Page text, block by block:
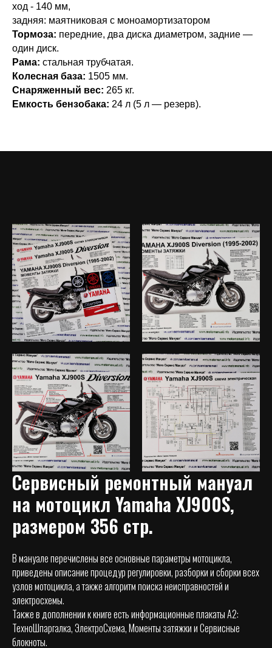
ход - 140 мм,
задняя: маятниковая с моноамортизатором
Тормоза: передние, два диска диаметром, задние —
один диск.
Рама: стальная трубчатая.
Колесная база: 1505 мм.
Снаряженный вес: 265 кг.
Емкость бензобака: 24 л (5 л — резерв).
Сервисный ремонтный мануал
на мотоцикл Yamaha XJ900S,
размером 356 стр.
В мануале перечислены все основные параметры мотоцикла,
приведены описание процедур регулировки, разборки и сборки всех
узлов мотоцикла, а также алгоритм поиска неисправностей и
электросхемы.
Также в дополнении к книге есть информационные плакаты А2:
ТехноШпаргалка, ЭлектроСхема, Моменты затяжки и Сервисные
блокноты.